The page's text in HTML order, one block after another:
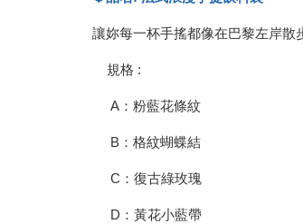
讓妳每一杯手搖都像在巴黎左岸散
規格 :
A：粉藍花條紋
B：格紋蝴蝶結
C：復古綠玫瑰
D：黃花小藍帶